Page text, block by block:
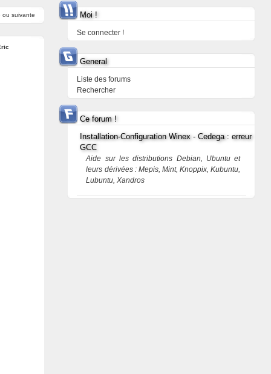
ou suivante Moi !
Se connecter !
General
Liste des forums
Rechercher
Ce forum !
Installation-Configuration Winex - Cedega : erreur
GCC
Aide sur les distributions Debian, Ubuntu et
leurs dérivées : Mepis, Mint, Knoppix, Kubuntu,
Lubuntu, Xandros